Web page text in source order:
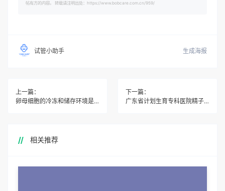
帖有方的内容。 转载请注明出处：https://www.bobcare.com.cn/959/
试管小助手 生成海报
上一篇：
卵母细胞的冷冻和储存环境是怎样的？
下一篇：
广东省计划生育专科医院精子库介绍与排队等待时间是多久
相关推荐